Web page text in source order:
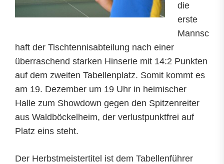
die
erste
Mannsc
haft der Tischtennisabteilung nach einer
überraschend starken Hinserie mit 14:2 Punkten
auf dem zweiten Tabellenplatz. Somit kommt es
am 19. Dezember um 19 Uhr in heimischer
Halle zum Showdown gegen den Spitzenreiter
aus Waldböckelheim, der verlustpunktfrei auf
Platz eins steht.
Der Herbstmeistertitel ist dem Tabellenführer